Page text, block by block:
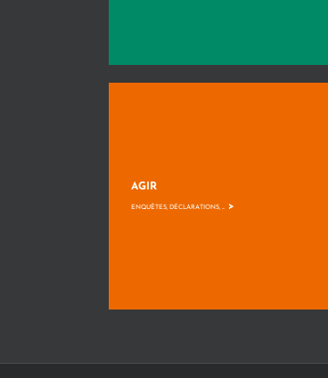
AGIR
ENQUÊTES, DÉCLARATIONS, ... >